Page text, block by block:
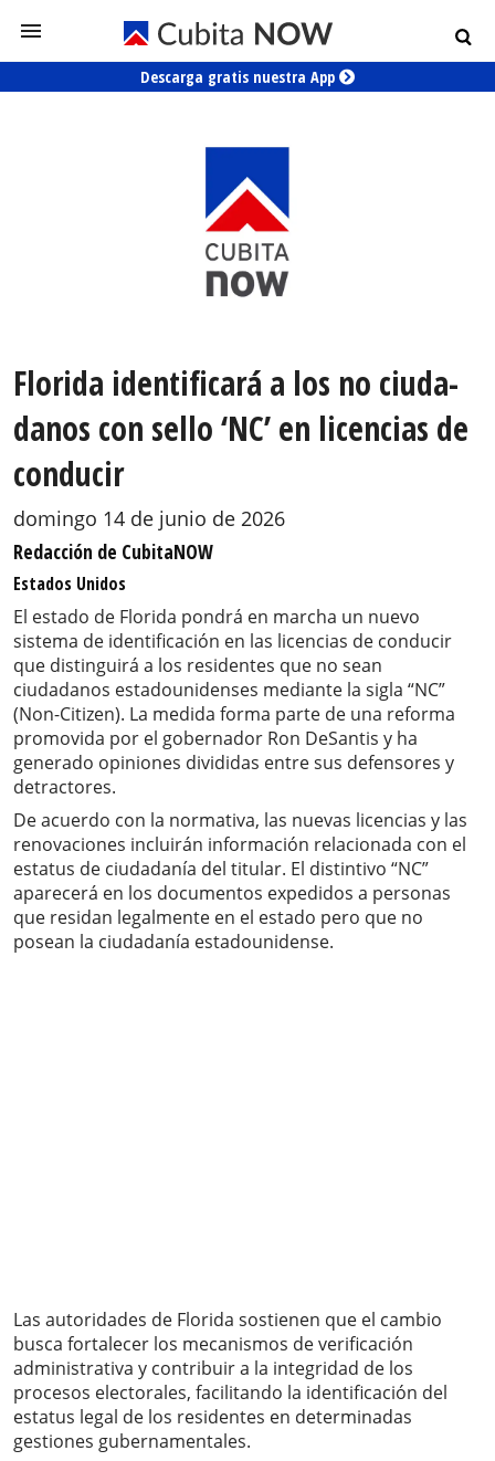
Descarga gratis nuestra App
Flo­rida iden­ti­fi­cará a los no ciu­da­
da­nos con sello ‘NC’ en licen­cias de
conducir
domingo 14 de junio de 2026
Redacción de CubitaNOW
Estados Unidos
El estado de Florida pondrá en marcha un nuevo
sistema de identificación en las licencias de conducir
que distinguirá a los residentes que no sean
ciudadanos estadounidenses mediante la sigla “NC”
(Non-Citizen). La medida forma parte de una reforma
promovida por el gobernador Ron DeSantis y ha
generado opiniones divididas entre sus defensores y
detractores.
De acuerdo con la normativa, las nuevas licencias y las
renovaciones incluirán información relacionada con el
estatus de ciudadanía del titular. El distintivo “NC”
aparecerá en los documentos expedidos a personas
que residan legalmente en el estado pero que no
posean la ciudadanía estadounidense.
Las autoridades de Florida sostienen que el cambio
busca fortalecer los mecanismos de verificación
administrativa y contribuir a la integridad de los
procesos electorales, facilitando la identificación del
estatus legal de los residentes en determinadas
gestiones gubernamentales.